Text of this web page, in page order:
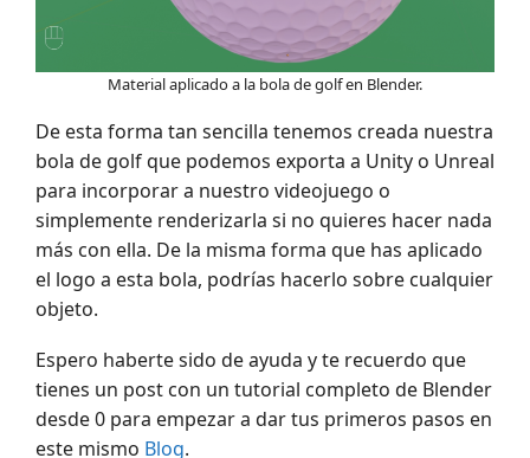
Material aplicado a la bola de golf en Blender.
De esta forma tan sencilla tenemos creada nuestra
bola de golf que podemos exporta a Unity o Unreal
para incorporar a nuestro videojuego o
simplemente renderizarla si no quieres hacer nada
más con ella. De la misma forma que has aplicado
el logo a esta bola, podrías hacerlo sobre cualquier
objeto.
Espero haberte sido de ayuda y te recuerdo que
tienes un post con un tutorial completo de Blender
desde 0 para empezar a dar tus primeros pasos en
este mismo Blog.